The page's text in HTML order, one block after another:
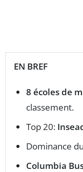
EN BREF
8 écoles de
classement.
Top 20:
Dominance du
Columbia